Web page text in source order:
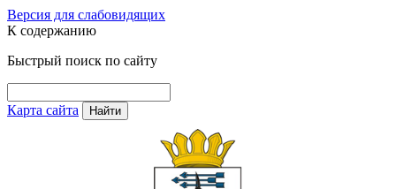
Версия для слабовидящих
К содержанию
Быстрый поиск по сайту
Карта сайта Найти